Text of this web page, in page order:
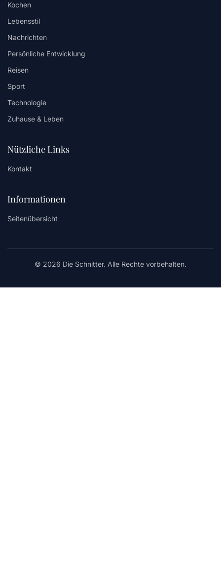
Kochen
Lebensstil
Nachrichten
Persönliche Entwicklung
Reisen
Sport
Technologie
Zuhause & Leben
Nützliche Links
Kontakt
Informationen
Seitenübersicht
© 2026 Die Schnitter. Alle Rechte vorbehalten.